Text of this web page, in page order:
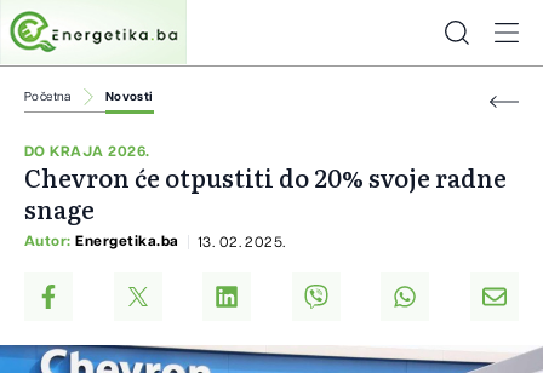
Početna Novosti
DO KRAJA 2026.
Chevron će otpustiti do 20% svoje radne
snage
Autor: Energetika.ba 13. 02. 2025.